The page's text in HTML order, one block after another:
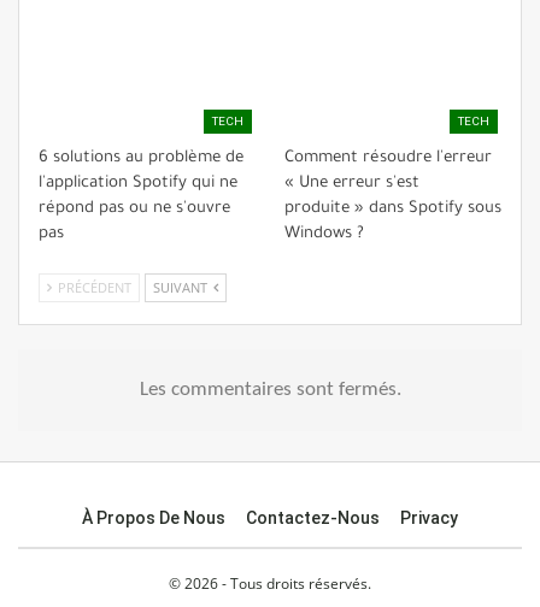
TECH
6 solutions au problème de
l'application Spotify qui ne
répond pas ou ne s'ouvre
pas
TECH
Comment résoudre l'erreur
« Une erreur s'est
produite » dans Spotify sous
Windows ?
PRÉCÉDENT SUIVANT
Les commentaires sont fermés.
À Propos De Nous Contactez-Nous Privacy
© 2026 - Tous droits réservés.